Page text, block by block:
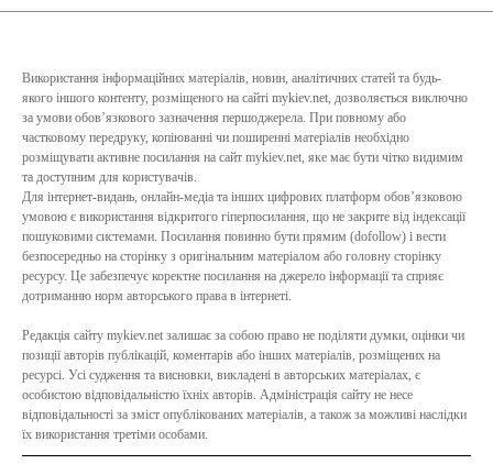
Використання інформаційних матеріалів, новин, аналітичних статей та будь-
якого іншого контенту, розміщеного на сайті mykiev.net, дозволяється виключно
за умови обов’язкового зазначення першоджерела. При повному або
частковому передруку, копіюванні чи поширенні матеріалів необхідно
розміщувати активне посилання на сайт mykiev.net, яке має бути чітко видимим
та доступним для користувачів.
Для інтернет-видань, онлайн-медіа та інших цифрових платформ обов’язковою
умовою є використання відкритого гіперпосилання, що не закрите від індексації
пошуковими системами. Посилання повинно бути прямим (dofollow) і вести
безпосередньо на сторінку з оригінальним матеріалом або головну сторінку
ресурсу. Це забезпечує коректне посилання на джерело інформації та сприяє
дотриманню норм авторського права в інтернеті.
Редакція сайту mykiev.net залишає за собою право не поділяти думки, оцінки чи
позиції авторів публікацій, коментарів або інших матеріалів, розміщених на
ресурсі. Усі судження та висновки, викладені в авторських матеріалах, є
особистою відповідальністю їхніх авторів. Адміністрація сайту не несе
відповідальності за зміст опублікованих матеріалів, а також за можливі наслідки
їх використання третіми особами.